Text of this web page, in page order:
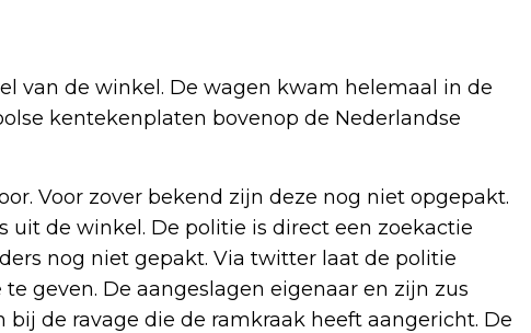
van de winkel. De wagen kwam helemaal in de
kentekenplaten bovenop de Nederlandse
Voor zover bekend zijn deze nog niet opgepakt.
uit de winkel. De politie is direct een zoekactie
nog niet gepakt. Via twitter laat de politie
geven. De aangeslagen eigenaar en zijn zus
de ravage die de ramkraak heeft aangericht. De